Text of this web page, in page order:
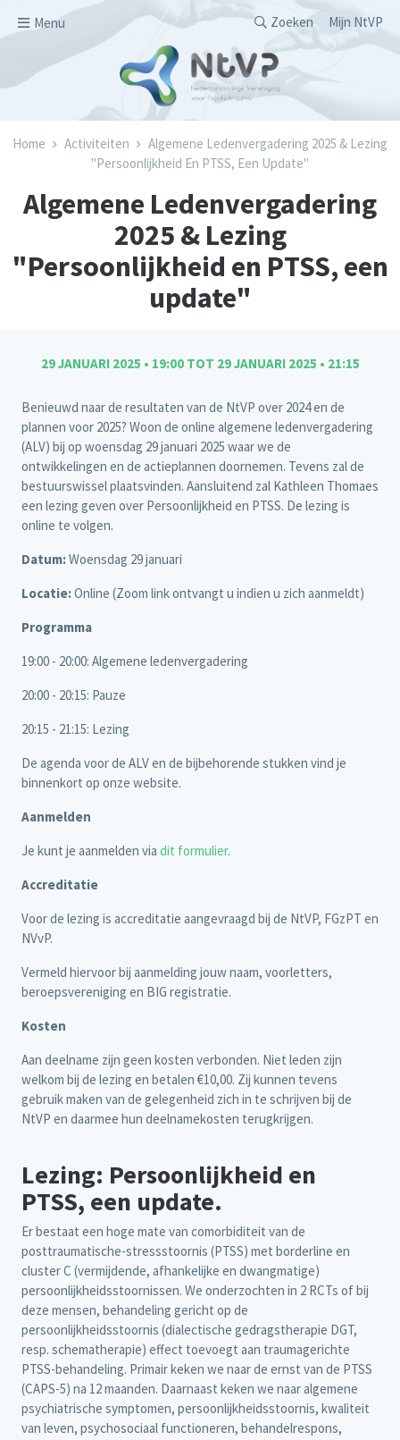
Menu
Secondary
Zoeken Mijn NtVP
Kruimelpad
Home Activiteiten
Algemene Ledenvergadering 2025 & Lezing
"Persoonlijkheid En PTSS, Een Update"
Algemene Ledenvergadering
2025 & Lezing
"Persoonlijkheid en PTSS, een
update"
29 JANUARI 2025 • 19:00TOT 29 JANUARI 2025 • 21:15
Benieuwd naar de resultaten van de NtVP over 2024 en de
plannen voor 2025? Woon de online algemene ledenvergadering
(ALV) bij op woensdag 29 januari 2025 waar we de
ontwikkelingen en de actieplannen doornemen. Tevens zal de
bestuurswissel plaatsvinden. Aansluitend zal Kathleen Thomaes
een lezing geven over Persoonlijkheid en PTSS. De lezing is
online te volgen.
Datum:Woensdag 29 januari
Locatie:Online (Zoom link ontvangt u indien u zich aanmeldt)
Programma
19:00 - 20:00: Algemene ledenvergadering
20:00 - 20:15: Pauze
20:15 - 21:15: Lezing
De agenda voor de ALV en de bijbehorende stukken vind je
binnenkort op onze website.
Aanmelden
Je kunt je aanmelden via dit formulier.
Accreditatie
Voor de lezing is accreditatie aangevraagd bij de NtVP, FGzPT en
NVvP.
Vermeld hiervoor bij aanmelding jouw naam, voorletters,
beroepsvereniging en BIG registratie.
Kosten
Aan deelname zijn geen kosten verbonden. Niet leden zijn
welkom bij de lezing en betalen €10,00. Zij kunnen tevens
gebruik maken van de gelegenheid zich in te schrijven bij de
NtVP en daarmee hun deelnamekosten terugkrijgen.
Lezing: Persoonlijkheid en
PTSS, een update.
Er bestaat een hoge mate van comorbiditeit van de
posttraumatische-stressstoornis (PTSS) met borderline en
cluster C (vermijdende, afhankelijke en dwangmatige)
persoonlijkheidsstoornissen. We onderzochten in 2 RCTs of bij
deze mensen, behandeling gericht op de
persoonlijkheidsstoornis (dialectische gedragstherapie DGT,
resp. schematherapie) effect toevoegt aan traumagerichte
PTSS-behandeling. Primair keken we naar de ernst van de PTSS
(CAPS-5) na 12 maanden. Daarnaast keken we naar algemene
psychiatrische symptomen, persoonlijkheidsstoornis, kwaliteit
van leven, psychosociaal functioneren, behandelrespons,